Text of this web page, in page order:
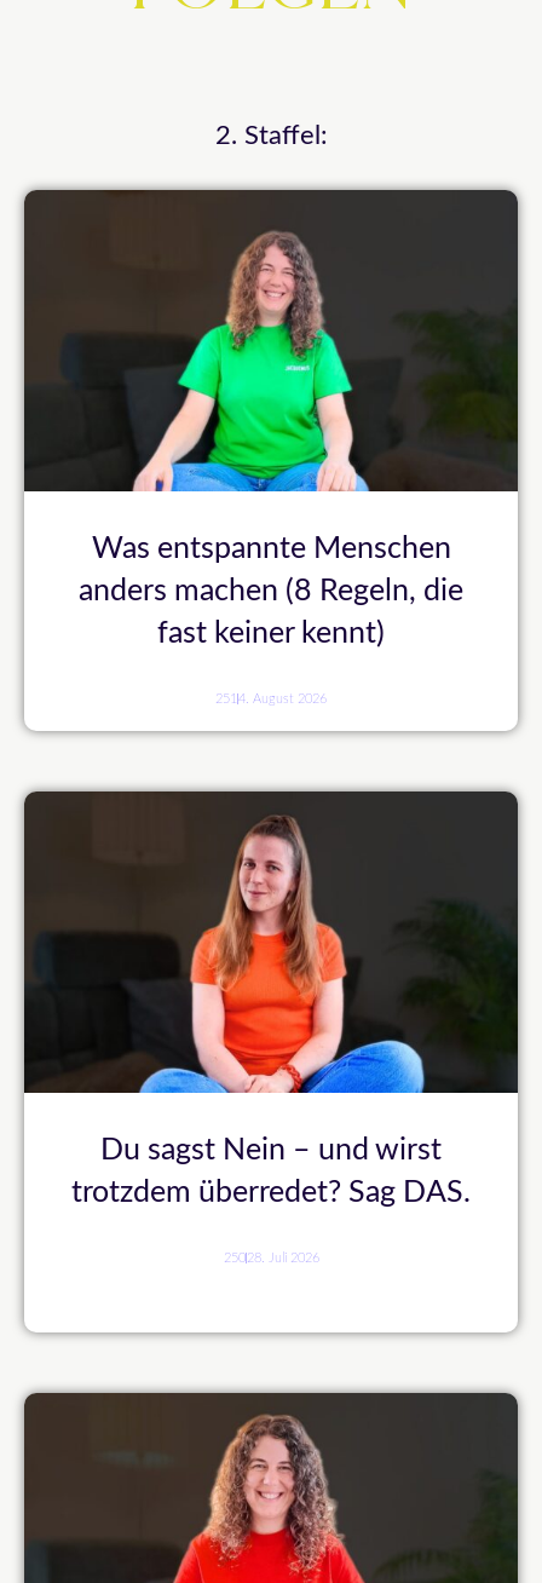
2. Staffel:
Was entspannte Menschen
anders machen (8 Regeln, die
fast keiner kennt)
2514. August 2026
Du sagst Nein – und wirst
trotzdem überredet? Sag DAS.
250 28. Juli 2026